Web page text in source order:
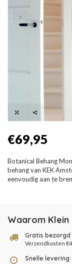
€69,95
Botanical Behang
behang van KEK
eenvoudig aan te
Waarom
Gratis bezorgd
Verzendkosten
Snelle levering